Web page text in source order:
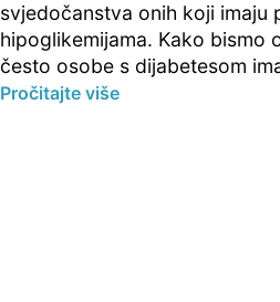
svjedočanstva onih koji imaju
hipoglikemijama. Kako bismo
često osobe s dijabetesom
Pročitajte više